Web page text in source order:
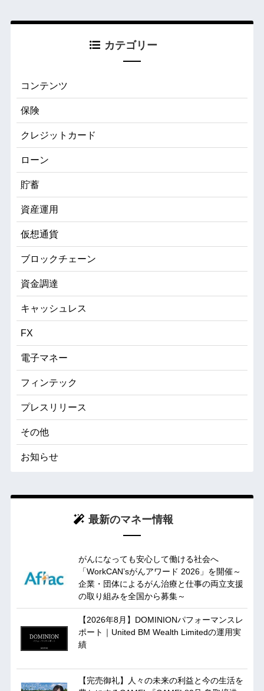
カテゴリー
コンテンツ
保険
クレジットカード
ローン
貯蓄
資産運用
仮想通貨
ブロックチェーン
資金調達
キャッシュレス
FX
電子マネー
フィンテック
プレスリリース
その他
お知らせ
最新のマネー情報
がんになっても安心して働ける社会へ
「WorkCAN’sがんアワード 2026」を開催～
企業・団体によるがん治療と仕事の両立支援
の取り組みを全国から募集～
【2026年8月】DOMINIONパフォーマンスレ
ポート｜United BM Wealth Limitedの運用実
績
【完売御礼】人々の未来の利益と今の生活を